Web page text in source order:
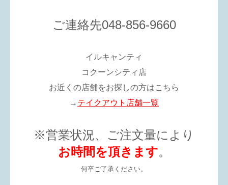
ご連絡先048-856-9660
イルキャンティ
コクーンシティ店
お近くの店舗をお探しの方はこちら
→ テイクアウト店舗一覧
※営業状況、ご注文量により
お時間を頂きます。
何卒ご了承ください。